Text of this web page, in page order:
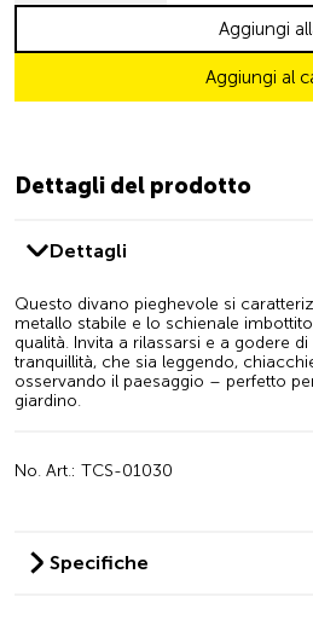
Aggiungi al
Aggiungi
Dettagli del prodotto
Dettagli
Questo divano pieghevole si
metallo stabile e lo schienale
qualità. Invita a rilassarsi e a godere
tranquillità, che sia leggendo,
osservando il paesaggio – perfetto
giardino.
No. Art.: TCS-01030
Specifiche